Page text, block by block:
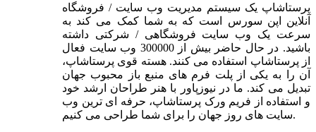
پرستاشاپ یک سیستم مدیریت وب سایت / فروشگاه
آنلاین اپن سورس است که به شما کمک می کند به
سرعت یک وب سایت فروشگاهی / شرکتی داشته
باشید. در حال حاضر بیش از 300000 وب سایت فعال
از پرستاشاپ استفاده می کنند. هسته قوی پرستاشاپ،
آن را به یکی از پلت فرم های منبع باز محبوب جهان
تبدیل می کند. ما در نیوزپاور با هنر طراحان ارشد خود
و استفاده از فریم ورک پرستاشاپ، حرفه ای ترین وب
سایت های روز جهان را برای شما طراحی می کنیم.